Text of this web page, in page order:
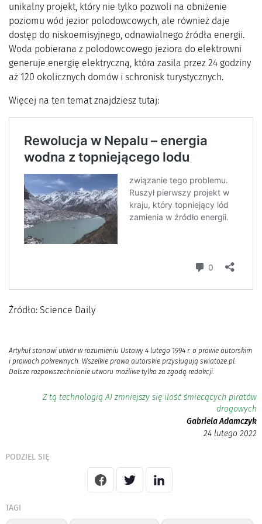
unikalny projekt, który nie tylko pozwoli na obniżenie
poziomu wód jezior polodowcowych, ale również daje
dostęp do niskoemisyjnego, odnawialnego źródła energii.
Woda pobierana z polodowcowego jeziora do elektrowni
generuje energię elektryczną, która zasila przez 24 godziny
aż 120 okolicznych domów i schronisk turystycznych.
Więcej na ten temat znajdziesz tutaj:
Źródło: Science Daily
Artykuł stanowi utwór w rozumieniu Ustawy 4 lutego 1994 r. o prawie autorskim
i prawach pokrewnych. Wszelkie prawa autorskie przysługują swiatoze.pl.
Dalsze rozpowszechnianie utworu możliwe tylko za zgodą redakcji.
Z tą technologią AI zmniejszy się ilość śmiecących piratów
drogowych
Gabriela Adamczyk
24 lutego 2022
PODZIEL SIĘ
TAGI